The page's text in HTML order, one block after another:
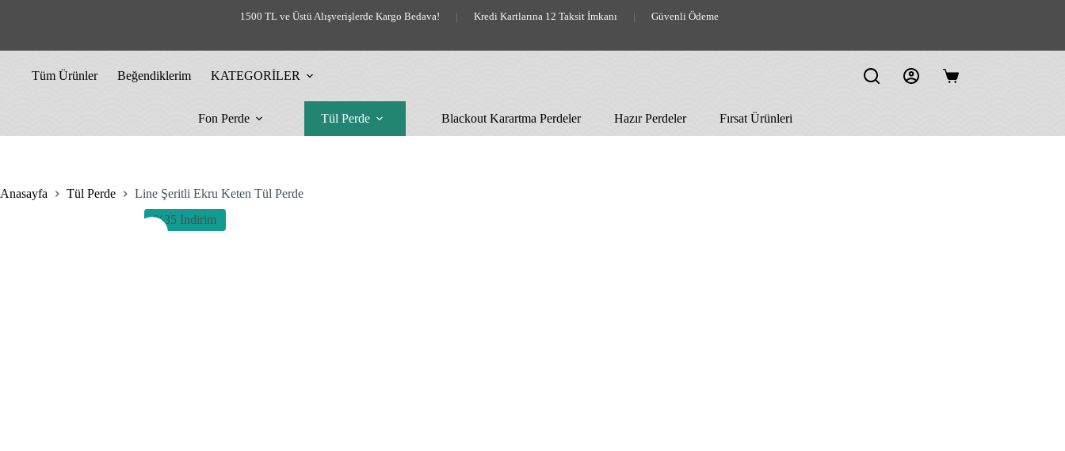
1500 TL ve Üstü Alışverişlerde Kargo Bedava! | Kredi Kartlarına 12 Taksit İmkanı | Güvenli Ödeme
Tüm Ürünler Beğendiklerim KATEGORİLER
Shopping
Fon Perde
Tül Perde Blackout Karartma Perdeler Hazır Perdeler Fırsat Ürünleri
Anasayfa Tül Perde
Line Şeritli Ekru Keten Tül Perde
%35 İndirim